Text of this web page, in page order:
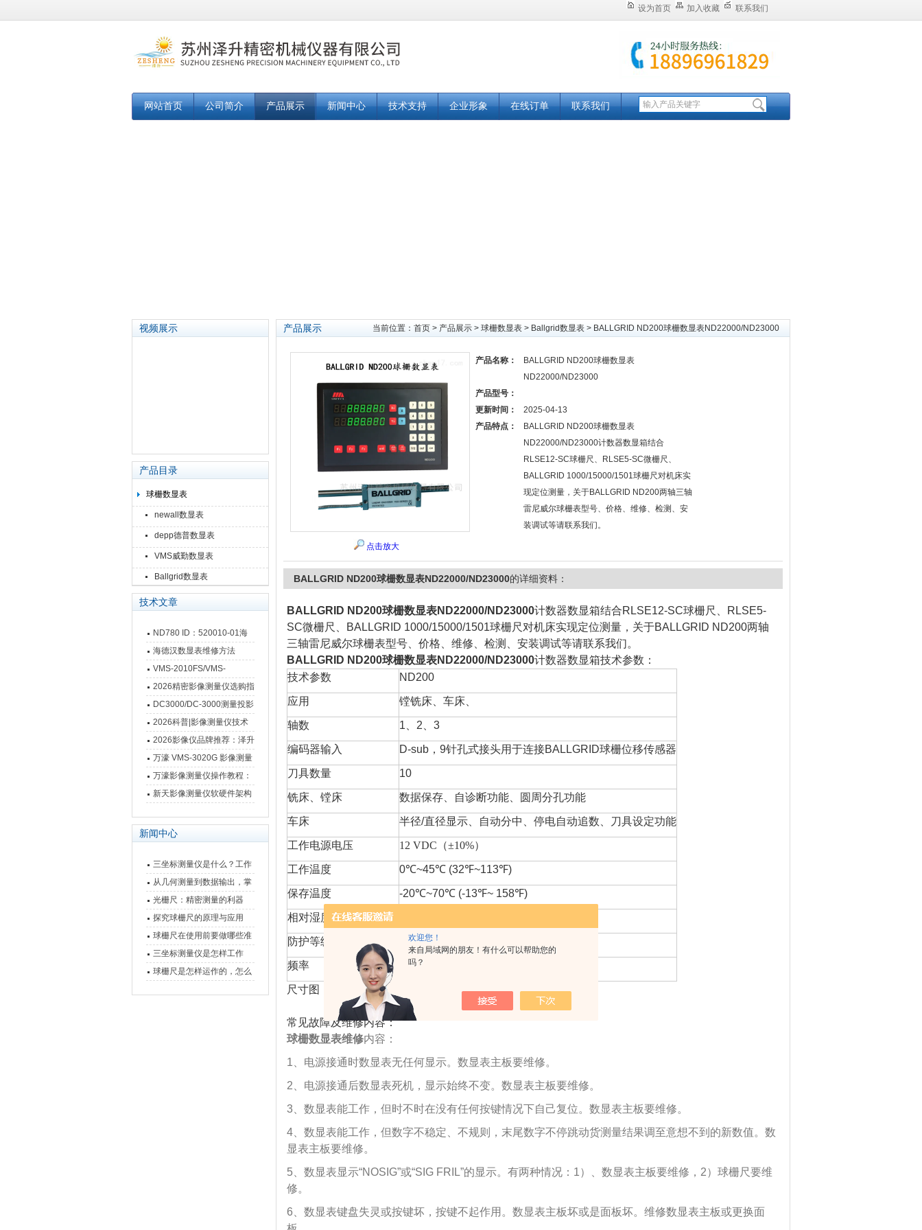
欢迎您！
来自局域网的朋友！有什么可以帮助您的
吗？
设为首页 加入收藏 联系我们
网站首页 公司简介 产品展示 新闻中心 技术支持 企业形象 在线订单 联系我们
视频展示
产品目录
球栅数显表
newall数显表
depp德普数显表
VMS威勤数显表
Ballgrid数显表
技术文章
ND780 ID：520010-01海
德汉数显表故障维修内容
海德汉数显表维修方法
VMS-2010FS/VMS-
3020FS/VMS-4030FS手动
影像测量仪技术参数
2026精密影像测量仪选购指
南 靠谱品牌一站式选型推荐
DC3000/DC-3000测量投影
仪万濠数据处理器数显表故
障维修方法
2026科普|影像测量仪技术
原理、分类及选型应用
2026影像仪品牌推荐：泽升
影像测量仪选型指南
万濠 VMS-3020G 影像测量
仪技术规格与应用解析
万濠影像测量仪操作教程：
从开机到出报告，新手也能
新天影像测量仪软硬件架构
新闻中心
三坐标测量仪是什么？工作
原理、分类与核心功能一次
讲清
从几何测量到数据输出，掌
握万濠影像测量仪的六大核
心能力
光栅尺：精密测量的利器
探究球栅尺的原理与应用
球栅尺在使用前要做哪些准
备工作？
三坐标测量仪是怎样工作
的，功能有什么优势？
球栅尺是怎样运作的，怎么
产品展示 当前位置： 首页 > 产品展示 > 球栅数显表 > Ballgrid数显表 > BALLGRID ND200球栅数显表ND22000/ND23000
点击放大
产品名称：
BALLGRID ND200球栅数显表
ND22000/ND23000
产品型号：
更新时间：
2025-04-13
产品特点：
BALLGRID ND200球栅数显表
ND22000/ND23000计数器数显箱结合
RLSE12-SC球栅尺、RLSE5-SC微栅尺、
BALLGRID 1000/15000/1501球栅尺对机床实
现定位测量，关于BALLGRID ND200两轴三轴
雷尼威尔球栅表型号、价格、维修、检测、安
装调试等请联系我们。
BALLGRID ND200球栅数显表ND22000/ND23000的详细资料：
BALLGRID ND200球栅数显表ND22000/ND23000计数器数显箱结合RLSE12-SC球栅尺、RLSE5-
SC微栅尺、BALLGRID 1000/15000/1501球栅尺对机床实现定位测量，关于BALLGRID ND200两轴
三轴雷尼威尔球栅表型号、价格、维修、检测、安装调试等请联系我们。
BALLGRID ND200球栅数显表ND22000/ND23000计数器数显箱技术参数：
技术参数
ND200
应用 镗铣床、车床、
轴数 1 2 3
编码器输入 D-sub ， 9针孔式接头用于连接BALLGRID球栅位移传感器
刀具数量 10
铣床、镗床 数据保存、自诊断功能、圆周分孔功能
车床 半径/直径显示、自动分中、停电自动追数、刀具设定功能
工作电源电压 12 VDC（±10%）
工作温度 0℃~45℃ (32℉~113℉)
保存温度 -20℃~70℃ (-13℉~ 158℉)
相对湿度
防护等级 前面板IP54，后面板IP4×（DIN40050)
频率 50Hz/60Hz
尺寸图：
常见故障及维修内容：
球栅数显表维修内容：
1、电源接通时数显表无任何显示。数显表主板要维修。
2、电源接通后数显表死机，显示始终不变。数显表主板要维修。
3、数显表能工作，但时不时在没有任何按键情况下自己复位。数显表主板要维修。
4、数显表能工作，但数字不稳定、不规则，末尾数字不停跳动货测量结果调至意想不到的新数值。数
显表主板要维修。
5、数显表显示“NOSIG”或“SIG FRIL”的显示。有两种情况：1）、数显表主板要维修，2）球栅尺要维
修。
6、数显表键盘失灵或按键坏，按键不起作用。数显表主板坏或是面板坏。维修数显表主板或更换面